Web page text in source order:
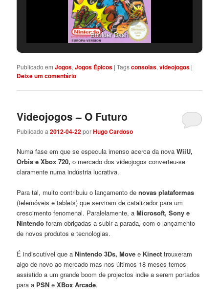
Boulder Dash
Publicado em Jogos,Jogos Épicos |Tagsconsolas,videojogos |
Deixe um comentário
Videojogos – O Futuro
Publicado a2012-04-22porHugo Cardoso
Numa fase em que se especula imenso acerca da nova WiiU,
Orbis e Xbox 720,o mercado dos videojogos converteu-se
claramente numa indústria lucrativa.
Para tal, muito contribuiu o lançamento denovas plataformas
(telemóveis e tablets) que serviram de catalizador para um
crescimento fenomenal. Paralelamente, a Microsoft, Sony e
Nintendo foram obrigadas a subir a parada, com o lançamento
de novos produtos e tecnologias.
É indiscutível que aNintendo 3Ds, Movee Kinect trouxeram
algo de novo ao mercado mas nos últimos 18 meses temos
assistido a um grande boom de projectos indie a serem portados
para a PSNe XBox Arcade.